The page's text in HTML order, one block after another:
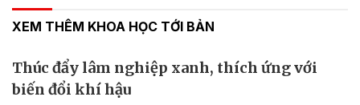
XEM THÊM KHOA HỌC TỚI BẢN
Thúc đẩy lâm nghiệp xanh, thích ứng với
biến đổi khí hậu